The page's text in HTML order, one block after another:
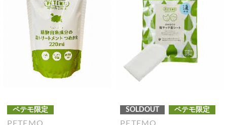
ペテモ限定
PETEMO
SOLDOUT ペテモ限定
PETEMO